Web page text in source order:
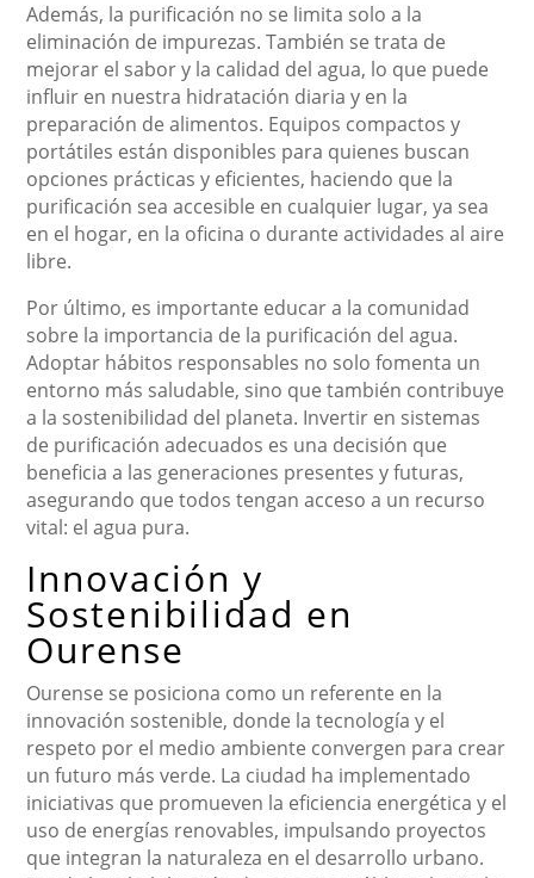
Además, la purificación no se limita solo a la
eliminación de impurezas. También se trata de
mejorar el sabor y la calidad del agua, lo que puede
influir en nuestra hidratación diaria y en la
preparación de alimentos. Equipos compactos y
portátiles están disponibles para quienes buscan
opciones prácticas y eficientes, haciendo que la
purificación sea accesible en cualquier lugar, ya sea
en el hogar, en la oficina o durante actividades al aire
libre.
Por último, es importante educar a la comunidad
sobre la importancia de la purificación del agua.
Adoptar hábitos responsables no solo fomenta un
entorno más saludable, sino que también contribuye
a la sostenibilidad del planeta. Invertir en sistemas
de purificación adecuados es una decisión que
beneficia a las generaciones presentes y futuras,
asegurando que todos tengan acceso a un recurso
vital: el agua pura.
Innovación y
Sostenibilidad en
Ourense
Ourense se posiciona como un referente en la
innovación sostenible, donde la tecnología y el
respeto por el medio ambiente convergen para crear
un futuro más verde. La ciudad ha implementado
iniciativas que promueven la eficiencia energética y el
uso de energías renovables, impulsando proyectos
que integran la naturaleza en el desarrollo urbano.